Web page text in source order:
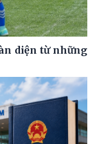
diện từ những